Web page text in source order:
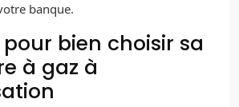
banque.
bien choisir sa
à gaz à